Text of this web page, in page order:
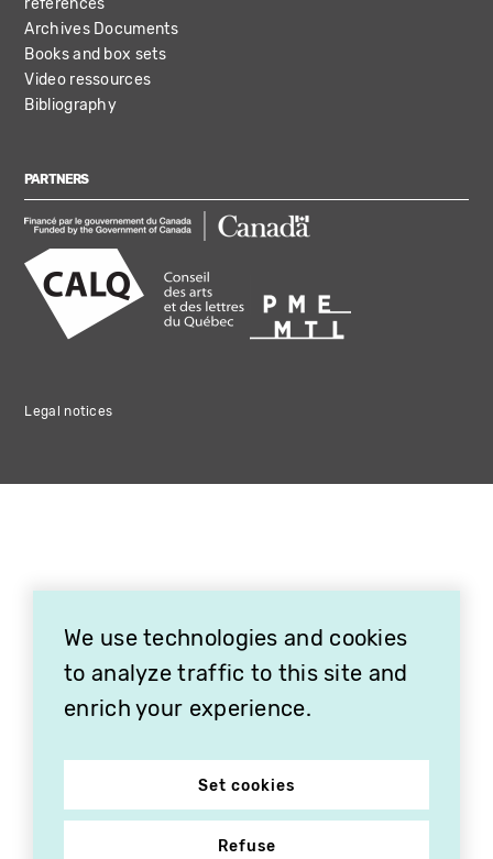
references
Archives Documents
Books and box sets
Video ressources
Bibliography
PARTNERS
Legal notices
We use technologies and cookies
to analyze traffic to this site and
enrich your experience.
Set cookies
Refuse